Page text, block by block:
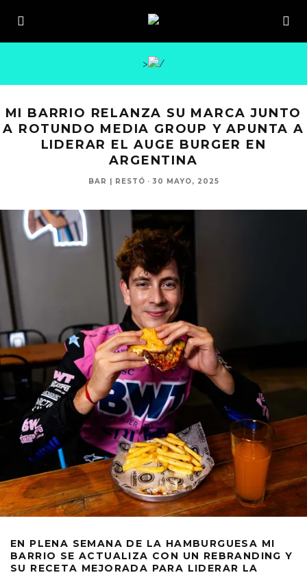
>
MI BARRIO RELANZA SU MARCA JUNTO
A ROTUNDO MEDIA GROUP Y APUNTA A
LIDERAR EL AUGE BURGER EN
ARGENTINA
BAR | RESTÓ · 30 MAYO, 2025
EN PLENA SEMANA DE LA HAMBURGUESA MI
BARRIO SE ACTUALIZA CON UN REBRANDING Y
SU RECETA MEJORADA PARA LIDERAR LA